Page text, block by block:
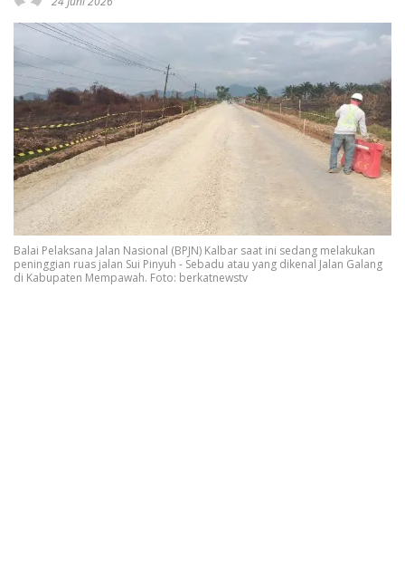
Balai Pelaksana Jalan Nasional (BPJN) Kalbar saat ini sedang melakukan
peninggian ruas jalan Sui Pinyuh - Sebadu atau yang dikenal Jalan Galang
di Kabupaten Mempawah. Foto: berkatnewstv